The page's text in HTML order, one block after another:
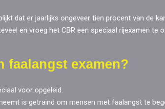
dat er jaarlijks ongeveer tien procent van de
en vroeg het CBR een speciaal rijexamen te
faalangst examen?
voor opgeleid.
is getraind om mensen met faalangst te